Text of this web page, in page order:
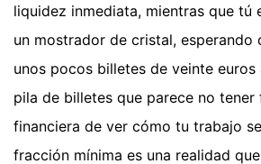
liquidez inmediata, mientras que tú
un mostrador de cristal, esperando
unos pocos billetes de veinte euros
pila de billetes que parece no tener
financiera de ver cómo tu trabajo
fracción mínima es una realidad